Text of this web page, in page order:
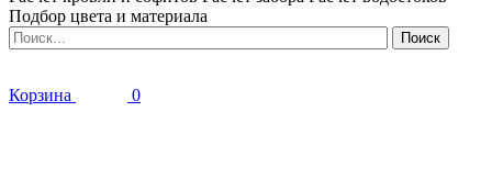
Подбор цвета и материала
Корзина 0